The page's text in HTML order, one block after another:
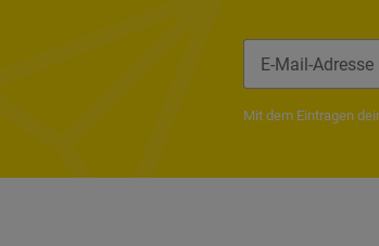
Mit dem Eintragen